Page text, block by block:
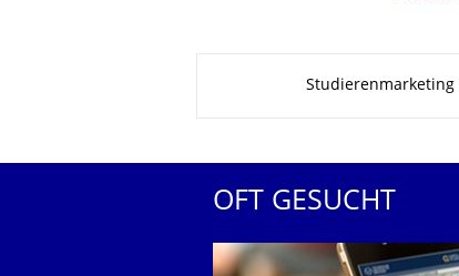
Studierenmarketing
OFT GESUCHT